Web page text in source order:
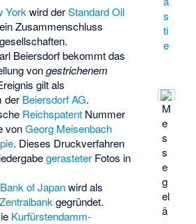
s
ti
e
M
e
s
s
e
g
el
ä
York wird derStandard Oil
Zusammenschluss
Beiersdorfbekommt das
vongestrichenem
gilt als
der Beiersdorf AG.
ReichspatentNummer
vonGeorg Meisenbach
. Dieses Druckverfahren
gerasteterFotos in
Bank of Japanwird als
Zentralbank gegründet.
Kurfürstendamm-